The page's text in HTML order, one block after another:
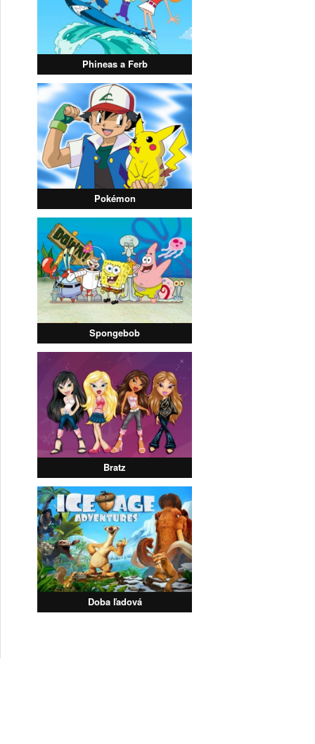
Phineas a Ferb
Pokémon
Spongebob
Bratz
Doba ľadová